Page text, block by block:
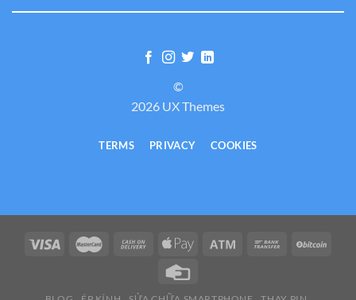
©
2026 UX Themes
TERMS PRIVACY COOKIES